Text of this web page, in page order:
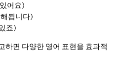
어요)
됩니다)
죠)
하면 다양한 영어 표현을 효과적